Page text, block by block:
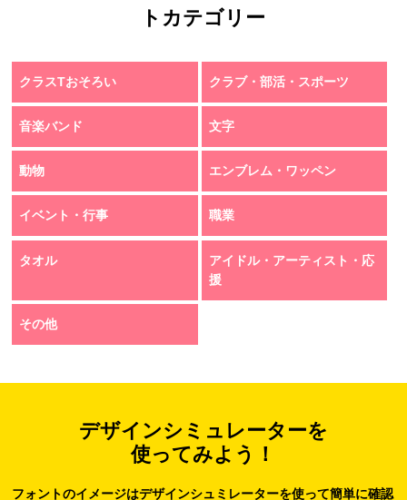
トカテゴリー
クラスTおそろい クラブ・部活・スポーツ
音楽バンド 文字
動物 エンブレム・ワッペン
イベント・行事 職業
タオル
アイドル・アーティスト・応
援
その他
デザインシミュレーターを
使ってみよう！
フォントのイメージはデザインシュミレーターを使って簡単に確認